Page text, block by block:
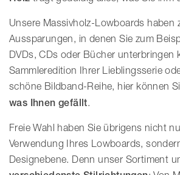
Unsere Massivholz-Lowboards haben
Aussparungen, in denen Sie zum
DVDs, CDs oder Bücher unterbringen
Sammleredition Ihrer Lieblingsserie
schöne Bildband-Reihe, hier können
was Ihnen gefällt.
Freie Wahl haben Sie übrigens nicht
Verwendung Ihres Lowboards,
Designebene. Denn unser Sortiment